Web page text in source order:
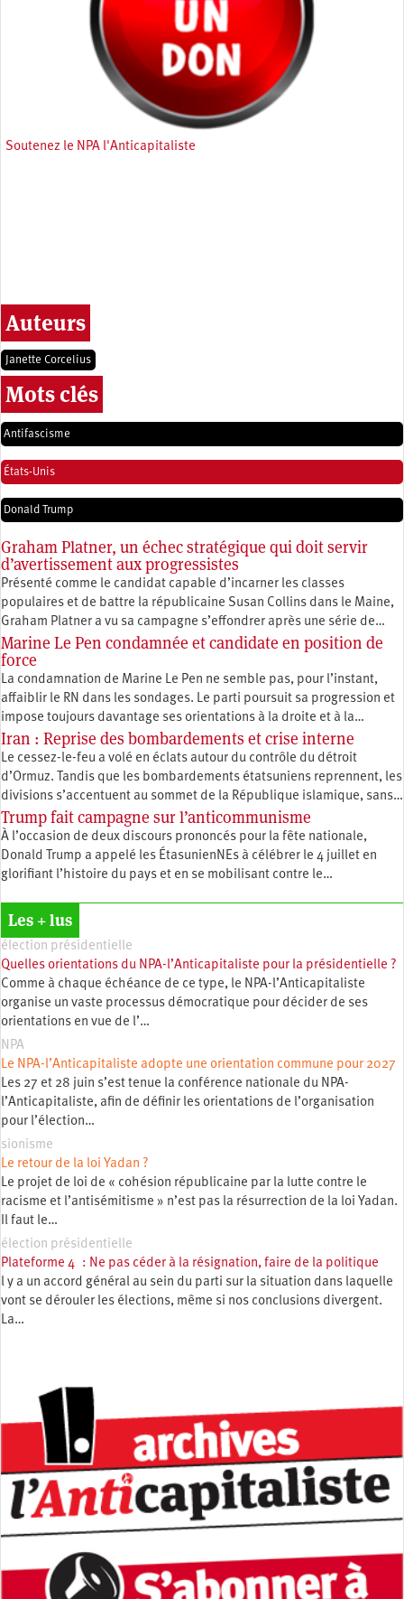
Soutenez le NPA l'Anticapitaliste
Auteurs
Janette Corcelius
Mots clés
Antifascisme
États-Unis
Donald Trump
Graham Platner, un échec stratégique qui doit servir
d’avertissement aux progressistes
Présenté comme le candidat capable d’incarner les classes
populaires et de battre la républicaine Susan Collins dans le Maine,
Graham Platner a vu sa campagne s’effondrer après une série de…
Marine Le Pen condamnée et candidate en position de
force
La condamnation de Marine Le Pen ne semble pas, pour l’instant,
affaiblir le RN dans les sondages. Le parti poursuit sa progression et
impose toujours davantage ses orientations à la droite et à la…
Iran : Reprise des bombardements et crise interne
Le cessez-le-feu a volé en éclats autour du contrôle du détroit
d’Ormuz. Tandis que les bombardements étatsuniens reprennent, les
divisions s’accentuent au sommet de la République islamique, sans…
Trump fait campagne sur l’anticommunisme
À l’occasion de deux discours prononcés pour la fête nationale,
Donald Trump a appelé les ÉtasunienNEs à célébrer le 4 juillet en
glorifiant l’histoire du pays et en se mobilisant contre le…
Les + lus
élection présidentielle
Quelles orientations du NPA-l’Anticapitaliste pour la présidentielle ?
Comme à chaque échéance de ce type, le NPA-l’Anticapitaliste
organise un vaste processus démocratique pour décider de ses
orientations en vue de l’…
NPA
Le NPA-l’Anticapitaliste adopte une orientation commune pour 2027
Les 27 et 28 juin s’est tenue la conférence nationale du NPA-
l’Anticapitaliste, afin de définir les orientations de l’organisation
pour l’élection…
sionisme
Le retour de la loi Yadan ?
Le projet de loi de « cohésion républicaine par la lutte contre le
racisme et l’antisémitisme » n’est pas la résurrection de la loi Yadan.
Il faut le…
élection présidentielle
Plateforme 4 : Ne pas céder à la résignation, faire de la politique
l y a un accord général au sein du parti sur la situation dans laquelle
vont se dérouler les élections, même si nos conclusions divergent.
La…